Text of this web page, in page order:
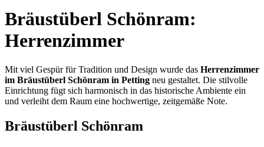
Bräustüberl Schönram:
Herrenzimmer
Mit viel Gespür für Tradition und Design wurde das Herrenzimmer
im Bräustüberl Schönram in Petting neu gestaltet. Die stilvolle
Einrichtung fügt sich harmonisch in das historische Ambiente ein
und verleiht dem Raum eine hochwertige, zeitgemäße Note.
Bräustüberl Schönram